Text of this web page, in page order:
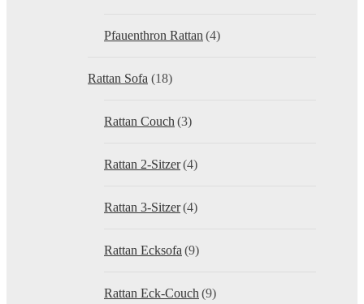
Pfauenthron Rattan (4)
Rattan Sofa (18)
Rattan Couch (3)
Rattan 2-Sitzer(4)
Rattan 3-Sitzer(4)
Rattan Ecksofa (9)
Rattan Eck-Couch (9)